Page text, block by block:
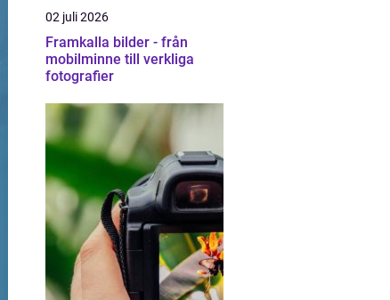
02 juli 2026
Framkalla bilder - från
mobilminne till verkliga
fotografier